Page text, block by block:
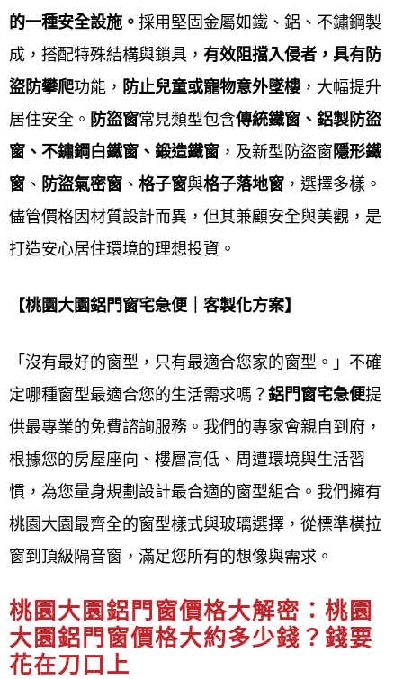
漿、補土和油漆等後續處理，影響工時與預
算。
來電詢問 → 現場丈量估價 → 簽訂合約 → 工廠內訂製
→ 到府安裝 →售後保固
來電詢問
現場丈量估價
簽訂合約
到府安裝
售後保固
桃園大園鋁門窗安裝流程
鋁門窗工程宅急便提供桃園大園鋁門窗安裝流程通常
包含舊窗拆除、新門窗框固定、門窗框與牆體間的密
封填縫、以及隱蔽工程驗收後進行最終的確認。 安裝
方法可分為乾式或濕式，應根據住家實際情況和預算
來選擇最適合的工法，並確保門窗框有足夠的固定
的一種安全設施。 採用堅固金屬如鐵、鋁、不鏽鋼製
成，搭配特殊結構與鎖具， 有效阻擋入侵者，具有防
盜防攀爬功能， 防止兒童或寵物意外墜樓 ，大幅提升
居住安全。 防盜窗常見類型包含傳統鐵窗、鋁製防盜
窗、不鏽鋼白鐵窗、鍛造鐵窗 ，及新型防盜窗 隱形鐵
窗 、 防盜氣密窗 、 格子窗與格子落地窗 ，選擇多樣。
儘管價格因材質設計而異，但其兼顧安全與美觀，是
打造安心居住環境的理想投資。
【桃園大園鋁門窗宅急便｜客製化方案】
「沒有最好的窗型，只有最適合您家的窗型。」不確
定哪種窗型最適合您的生活需求嗎？ 鋁門窗宅急便提
供最專業的免費諮詢服務。我們的專家會親自到府，
根據您的房屋座向、樓層高低、周遭環境與生活習
慣，為您量身規劃設計最合適的窗型組合。我們擁有
桃園大園最齊全的窗型樣式與玻璃選擇，從標準橫拉
窗到頂級隔音窗，滿足您所有的想像與需求。
桃園大園鋁門窗價格大解密：桃園
大園鋁門窗價格大約多少錢？錢要
花在刀口上